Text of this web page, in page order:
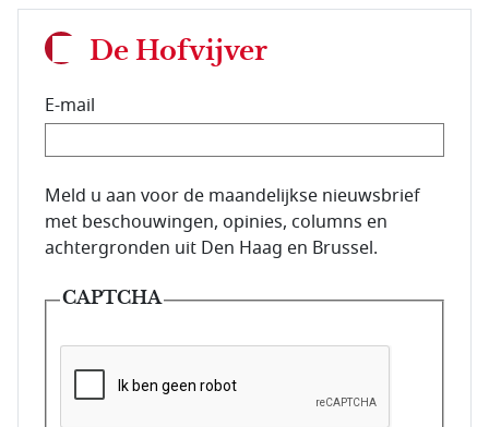
De Hofvijver
E-mail
E-mailadres van de abonnee.
Meld u aan voor de maandelijkse nieuwsbrief
met beschouwingen, opinies, columns en
achtergronden uit Den Haag en Brussel.
CAPTCHA